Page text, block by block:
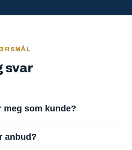
svar
meg som kunde?
finansieres av
anbud?